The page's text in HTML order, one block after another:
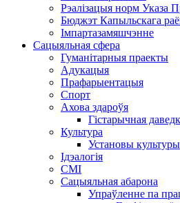
Рэалізацыя норм Указа
Бюджэт Капыльскага
Імпартазамяшчэнне
Сацыяльная сфера
Гуманітарныя праекты
Адукацыя
Прафарыентацыя
Спорт
Ахова здароўя
Гістарычная
Культура
Установы культуры
Ідэалогія
СМІ
Сацыяльная абарона
Упраўленне па